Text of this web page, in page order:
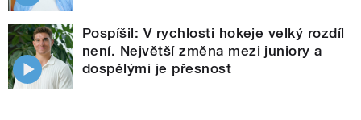
Pospíšil: V rychlosti hokeje velký rozdíl
není. Největší změna mezi juniory a
dospělými je přesnost